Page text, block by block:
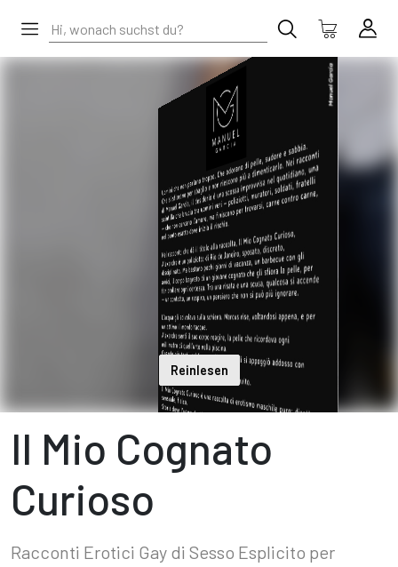
Reinlesen
Il Mio Cognato
Curioso
Racconti Erotici Gay di Sesso Esplicito per